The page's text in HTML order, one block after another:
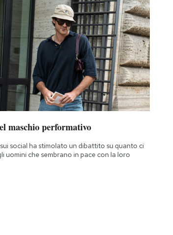
maschio performativo
social ha stimolato un dibattito su quanto ci
uomini che sembrano in pace con la loro